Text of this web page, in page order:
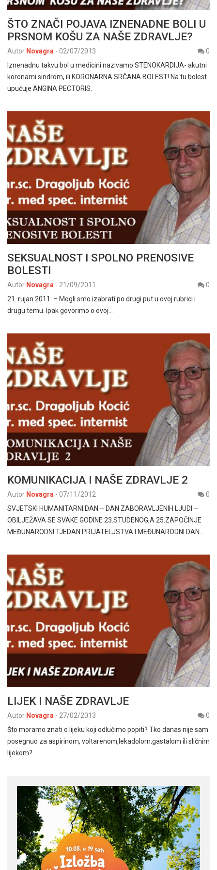
ŠTO ZNAČI POJAVA IZNENADNE BOLI U
PRSNOM KOŠU ZA NAŠE ZDRAVLJE?
Autor Novagra - 02/07/2013
0
Iznenadnu takvu bol u medicini nazivamo STENOKARDIJA- akutni
koronarni sindrom, ili KORONARNA SRČANA BOLEST! Na tu bolest
upućuje ANGINA PECTORIS.
SEKSUALNOST I SPOLNO PRENOSIVE
BOLESTI
Autor Novagra - 21/09/2011
0
21. rujan 2011. – Mogli smo izabrati po drugi put u ovoj rubrici i
drugu temu. Ipak govorimo o ovoj…
KOMUNIKACIJA I NAŠE ZDRAVLJE 2
Autor Novagra - 07/11/2012
0
SVJETSKI HUMANITARNI DAN – DAN ZABORAVLJENIH LJUDI –
OBILJEŽAVA SE SVAKE GODINE 23.STUDENOG,A 25.ZAPOČINJE
MEĐUNARODNI TJEDAN PRIJATELJSTVA I MEĐUNARODNI DAN…
LIJEK I NAŠE ZDRAVLJE
Autor Novagra - 27/02/2013
0
Što moramo znati o lijeku koji odlučimo popiti? Tko danas nije sam
posegnuo za aspirinom, voltarenom,lekadolom,gastalom ili sličnim
lijekom?